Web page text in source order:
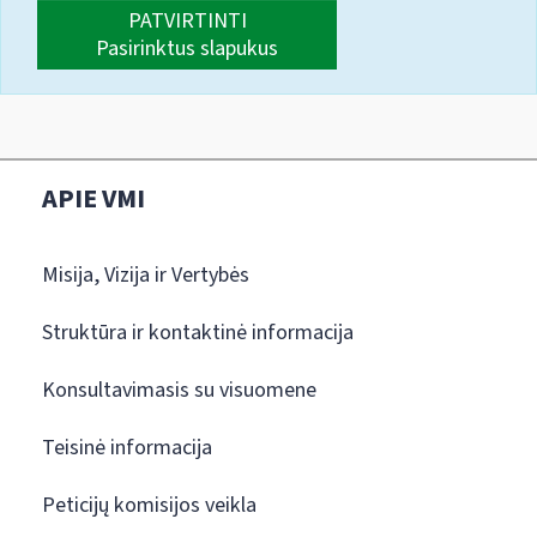
PATVIRTINTI
Pasirinktus slapukus
APIE VMI
Misija, Vizija ir Vertybės
Struktūra ir kontaktinė informacija
Konsultavimasis su visuomene
Teisinė informacija
Peticijų komisijos veikla